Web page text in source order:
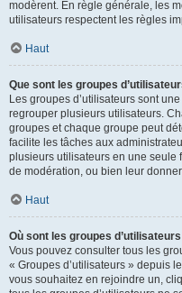
modèrent. En règle générale, les
utilisateurs respectent les règles
Haut
Que sont les groupes
Les groupes d’utilisateurs sont
regrouper plusieurs utilisateurs.
groupes et chaque groupe peut
facilite les tâches aux
plusieurs utilisateurs en une seule
de modération, ou bien leur
Haut
Où sont les groupes
Vous pouvez consulter tous les
« Groupes d’utilisateurs » depuis
vous souhaitez en rejoindre un,